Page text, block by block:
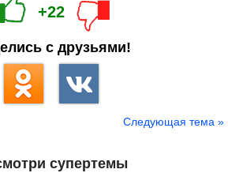
+22
с друзьями!
Следующая тема »
супертемы